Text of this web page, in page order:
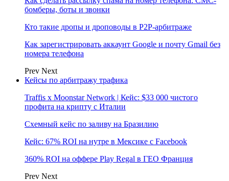
бомберы, боты и звонки
Кто такие дропы и дроповоды в P2P-арбитраже
Как зарегистрировать аккаунт Google и почту Gmail без
номера телефона
Prev Next
Кейсы по арбитражу трафика
Traffis x Moonstar Network | Кейс: $33 000 чистого
профита на крипту с Италии
Схемный кейс по заливу на Бразилию
Кейс: 67% ROI на нутре в Мексике с Facebook
360% ROI на оффере Play Regal в ГЕО Франция
Prev Next